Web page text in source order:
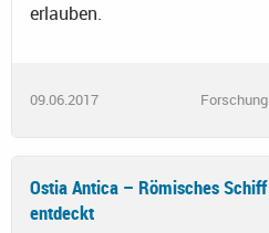
erlauben.
09.06.2017 Forschung
Ostia Antica – Römisches
entdeckt